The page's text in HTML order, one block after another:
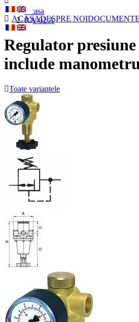
ACASADESPRE NOIDOCUMENTE
Acasa
RA-02 A
Regulator
include
Toate variantele